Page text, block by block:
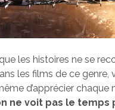
les histoires ne se
les films de ce genre,
d’apprécier chaque
ne voit pas le temps